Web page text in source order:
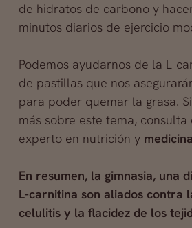
de hidratos de carbono y
minutos diarios de ejercicio
Podemos ayudarnos de la L-
de pastillas que nos
para poder quemar la grasa.
más sobre este tema, consulta
experto en nutrición y
En resumen, la gimnasia, una
L-carnitina son aliados contra
celulitis y la flacidez de los